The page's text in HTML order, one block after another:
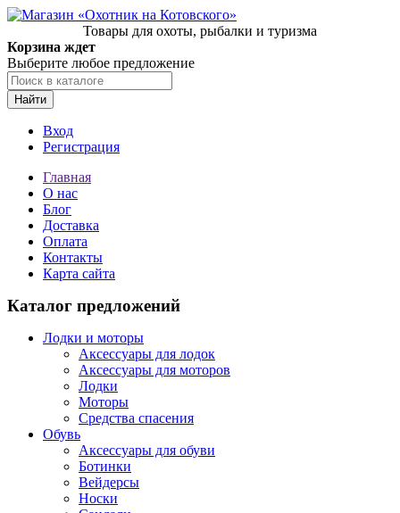
Товары для охоты, рыбалки и туризма
Корзина ждет
Выберите любое предложение
Найти
Вход
Регистрация
Главная
О нас
Блог
Доставка
Оплата
Контакты
Карта сайта
Каталог предложений
Лодки и моторы
Аксессуары для лодок
Аксессуары для моторов
Лодки
Моторы
Средства спасения
Обувь
Аксессуары для обуви
Ботинки
Вейдерсы
Носки